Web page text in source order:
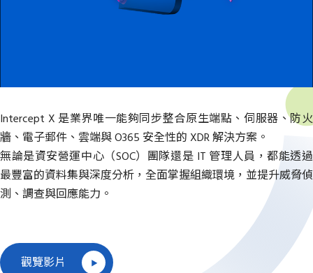
Intercept X 是業界唯一能夠同步整合原生端點、伺服器、防火
牆、電子郵件、雲端與 O365 安全性的 XDR 解決方案。
無論是資安營運中心（SOC）團隊還是 IT 管理人員，都能透過
最豐富的資料集與深度分析，全面掌握組織環境，並提升威脅偵
測、調查與回應能力。
觀覽影片